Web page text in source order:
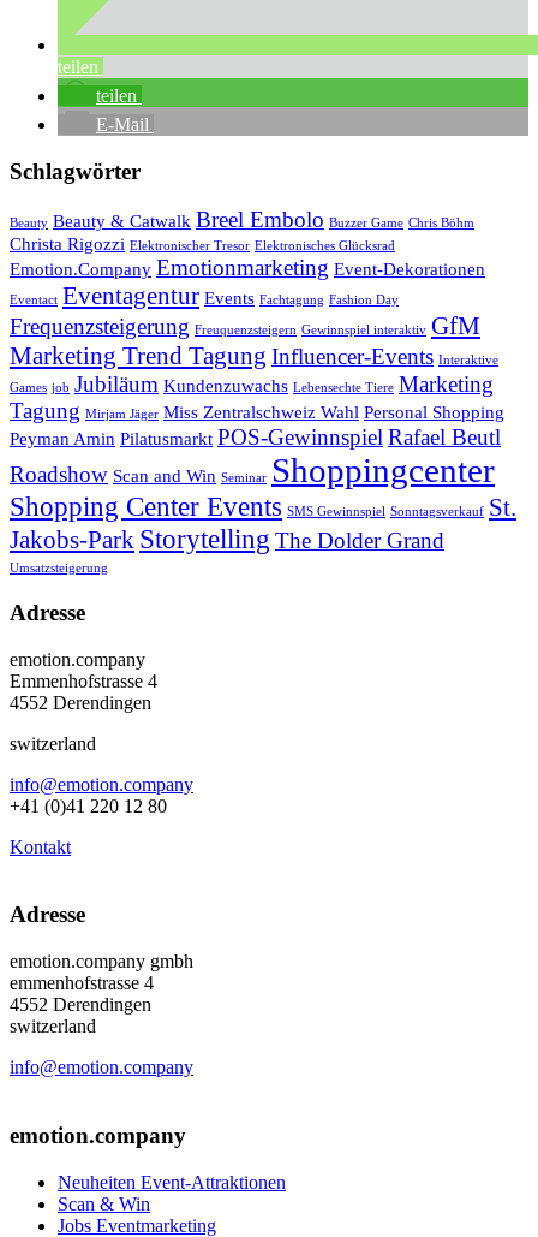
teilen
teilen
E-Mail
Schlagwörter
Beauty Beauty & Catwalk Breel Embolo Buzzer Game Chris Böhm
Christa Rigozzi Elektronischer Tresor Elektronisches Glücksrad
Emotion.Company Emotionmarketing Event-Dekorationen
Eventact Eventagentur Events Fachtagung Fashion Day
Frequenzsteigerung Freuquenzsteigern Gewinnspiel interaktiv GfM
Marketing Trend Tagung Influencer-Events Interaktive
Games job Jubiläum Kundenzuwachs Lebensechte Tiere Marketing
Tagung Mirjam Jäger Miss Zentralschweiz Wahl Personal Shopping
Peyman Amin Pilatusmarkt POS-GewinnspielRafael Beutl
Roadshow Scan and Win Seminar Shoppingcenter
Shopping Center Events SMS Gewinnspiel Sonntagsverkauf St.
Jakobs-Park Storytelling The Dolder Grand
Umsatzsteigerung
Adresse
emotion.company
Emmenhofstrasse 4
4552 Derendingen
switzerland
info@emotion.company
+41 (0)41 220 12 80
Kontakt
Adresse
emotion.company gmbh
emmenhofstrasse 4
4552 Derendingen
switzerland
info@emotion.company
emotion.company
Neuheiten Event-Attraktionen
Scan & Win
Jobs Eventmarketing